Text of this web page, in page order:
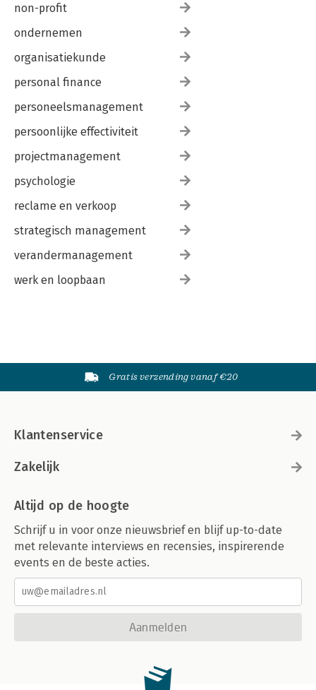
non-profit
ondernemen
organisatiekunde
personal finance
personeelsmanagement
persoonlijke effectiviteit
projectmanagement
psychologie
reclame en verkoop
strategisch management
verandermanagement
werk en loopbaan
Gratis verzending vanaf €20
Klantenservice
Zakelijk
Altijd op de hoogte
Schrijf u in voor onze nieuwsbrief en blijf up-to-date
met relevante interviews en recensies, inspirerende
events en de beste acties.
Aanmelden